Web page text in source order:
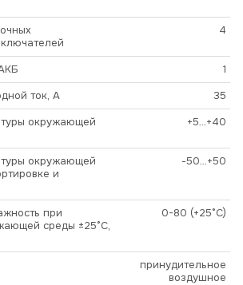
4
1
ток, А
35
окружающей
+5…+40
окружающей
и
-50…+50
при
среды ±25°С,
0-80 (+25°С)
принудительное
воздушное